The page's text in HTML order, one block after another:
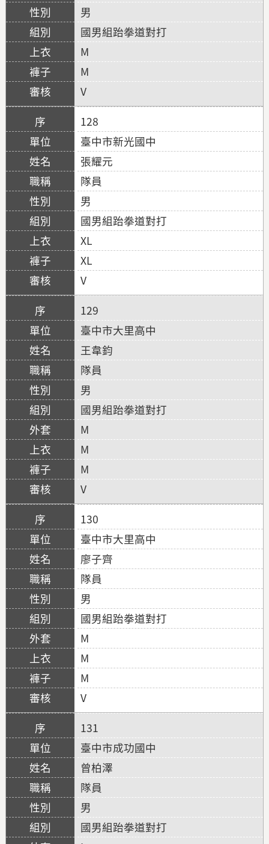
男
國男組跆拳道對打
M
M
V
128
臺中市新光國中
張耀元
隊員
男
國男組跆拳道對打
XL
XL
V
129
臺中市大里高中
王韋鈞
隊員
男
國男組跆拳道對打
M
M
M
V
130
臺中市大里高中
廖子齊
隊員
男
國男組跆拳道對打
M
M
M
V
131
臺中市成功國中
曾柏澤
隊員
男
國男組跆拳道對打